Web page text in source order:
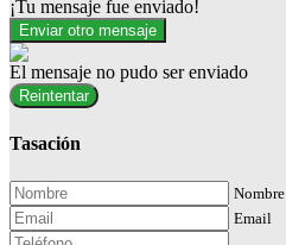
¡Tu mensaje fue enviado!
Enviar otro mensaje
El mensaje no pudo ser enviado
Reintentar
Tasación
Nombre
Email